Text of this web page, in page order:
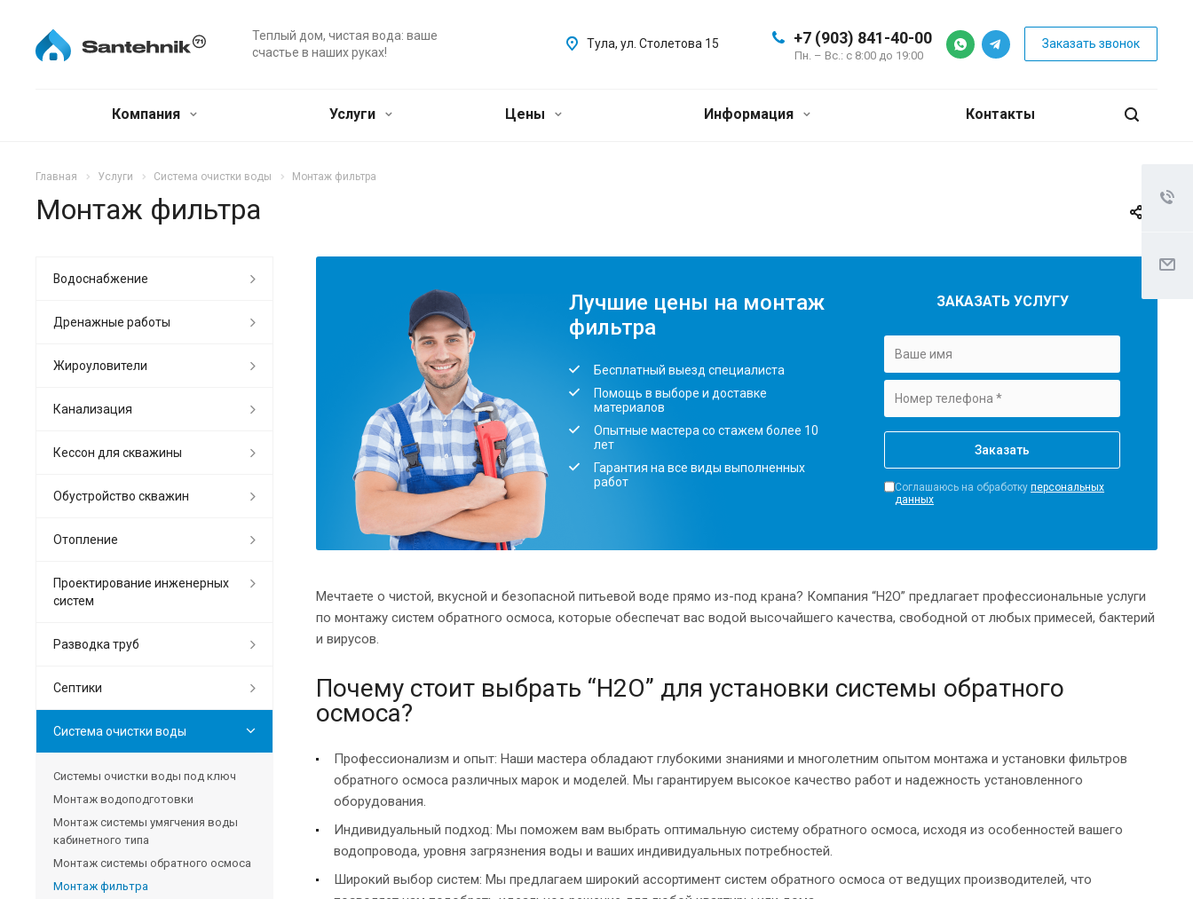
Теплый дом, чистая вода: ваше
счастье в наших руках!
+7 (903) 841-40-00
Пн. – Вс.: с 8:00 до 19:00
Заказать звонок
Тула, ул. Столетова 15
Компания Услуги Цены Информация Контакты
Главная Услуги Система очистки воды Монтаж фильтра
Монтаж фильтра
Лучшие цены на монтаж
фильтра
Бесплатный выезд специалиста
Помощь в выборе и доставке
материалов
Опытные мастера со стажем более 10
лет
Гарантия на все виды выполненных
работ
ЗАКАЗАТЬ УСЛУГУ
Соглашаюсь на обработкуперсональных
данных
Мечтаете о чистой, вкусной и безопасной питьевой воде прямо из-под крана? Компания “H2O” предлагает профессиональные услуги
по монтажу систем обратного осмоса, которые обеспечат вас водой высочайшего качества, свободной от любых примесей, бактерий
и вирусов.
Почему стоит выбрать “H2O” для установки системы обратного
осмоса?
Профессионализм и опыт: Наши мастера обладают глубокими знаниями и многолетним опытом монтажа и установки фильтров
обратного осмоса различных марок и моделей. Мы гарантируем высокое качество работ и надежность установленного
оборудования.
Индивидуальный подход: Мы поможем вам выбрать оптимальную систему обратного осмоса, исходя из особенностей вашего
водопровода, уровня загрязнения воды и ваших индивидуальных потребностей.
Широкий выбор систем: Мы предлагаем широкий ассортимент систем обратного осмоса от ведущих производителей, что
Водоснабжение
Дренажные работы
Жироуловители
Канализация
Кессон для скважины
Обустройство скважин
Отопление
Проектирование инженерных
систем
Разводка труб
Септики
Система очистки воды
Системы очистки воды под ключ
Монтаж водоподготовки
Монтаж системы умягчения воды
кабинетного типа
Монтаж системы обратного осмоса
Монтаж фильтра